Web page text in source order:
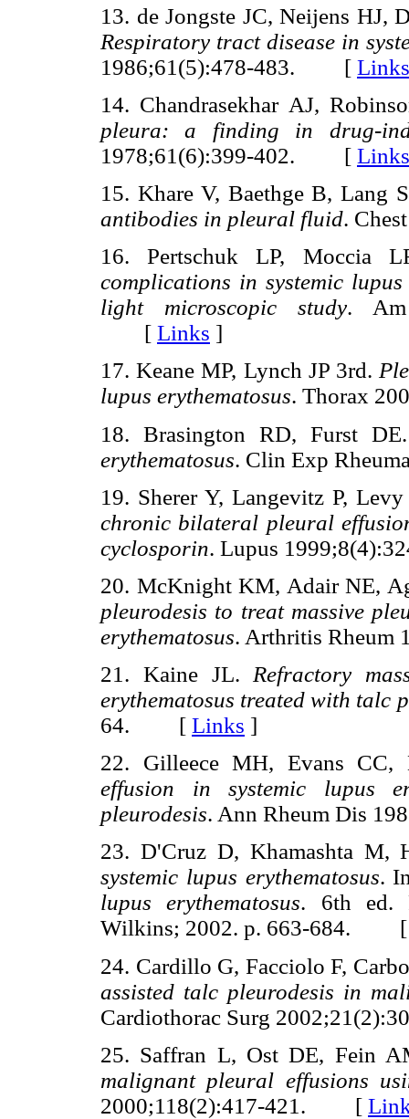
13. de Jongste JC, Neijens HJ,
Respiratory tract disease in
1986;61(5):478-483. [ Links
14. Chandrasekhar AJ,
pleura: a finding in drug-
1978;61(6):399-402. [ Links
15. Khare V, Baethge B, Lang
antibodies in pleural fluid.
16. Pertschuk LP, Moccia
complications in systemic
light microscopic study. Am
[ Links ]
17. Keane MP, Lynch JP 3rd.
lupus erythematosus. Thorax
18. Brasington RD, Furst
erythematosus. Clin Exp
19. Sherer Y, Langevitz P,
chronic bilateral pleural
cyclosporin. Lupus
20. McKnight KM, Adair NE,
pleurodesis to treat massive
erythematosus. Arthritis
21. Kaine JL. Refractory
erythematosus treated with talc
64. [ Links ]
22. Gilleece MH, Evans
effusion in systemic lupus
pleurodesis. Ann Rheum Dis
23. D'Cruz D, Khamashta M,
systemic lupus erythematosus.
lupus erythematosus. 6th ed.
Wilkins; 2002. p. 663-684.
24. Cardillo G, Facciolo F,
assisted talc pleurodesis in
Cardiothorac Surg
25. Saffran L, Ost DE, Fein
malignant pleural effusions
2000;118(2):417-421. [